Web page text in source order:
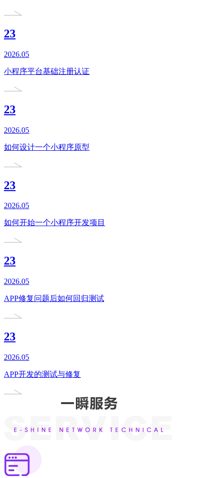
23
2026.05
小程序平台基础注册认证
23
2026.05
如何设计一个小程序原型
23
2026.05
如何开始一个小程序开发项目
23
2026.05
APP修复问题后如何回归测试
23
2026.05
APP开发的测试与修复